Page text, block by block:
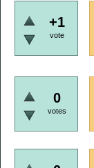
+1
vote
0
votes